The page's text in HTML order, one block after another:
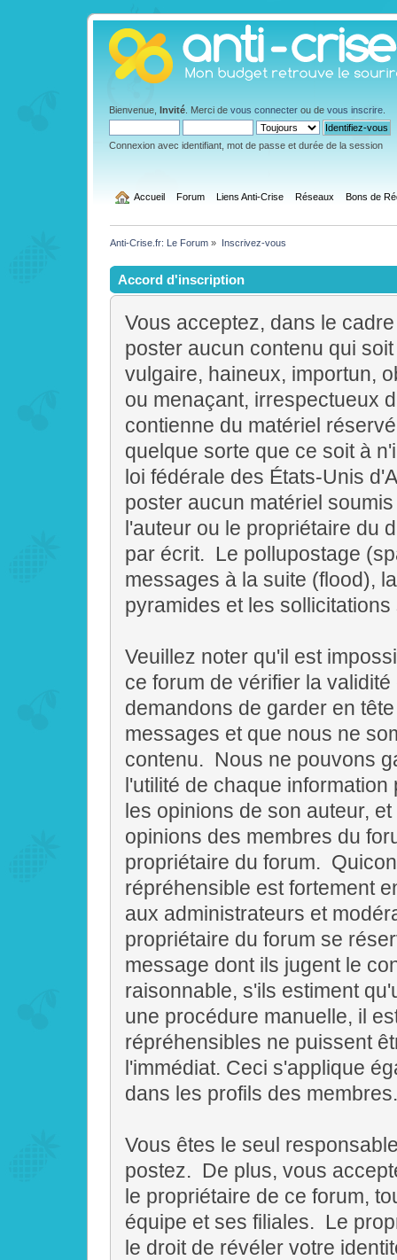
Bienvenue, Invité . Merci de vous connecter ou de vous inscrire
Connexion avec identifiant, mot de passe et durée de la session
Accueil Forum Liens Anti-Crise Réseaux Bons de
Anti-Crise.fr: Le Forum » Inscrivez-vous
Accord d'inscription
Vous acceptez, dans le
poster aucun contenu qui
vulgaire, haineux, importun,
ou menaçant, irrespectueux
contienne du matériel
quelque sorte que ce soit à
loi fédérale des États-Unis
poster aucun matériel
l'auteur ou le propriétaire du
par écrit. Le pollupostage
messages à la suite (flood),
pyramides et les
Veuillez noter qu'il est
ce forum de vérifier la
demandons de garder en
messages et que nous ne
contenu. Nous ne pouvons
l'utilité de chaque
les opinions de son auteur,
opinions des membres du
propriétaire du forum.
répréhensible est fortement
aux administrateurs et
propriétaire du forum se
message dont ils jugent le
raisonnable, s'ils estiment
une procédure manuelle, il
répréhensibles ne puissent
l'immédiat. Ceci s'applique
dans les profils des
Vous êtes le seul
postez. De plus, vous
le propriétaire de ce forum,
équipe et ses filiales. Le
le droit de révéler votre